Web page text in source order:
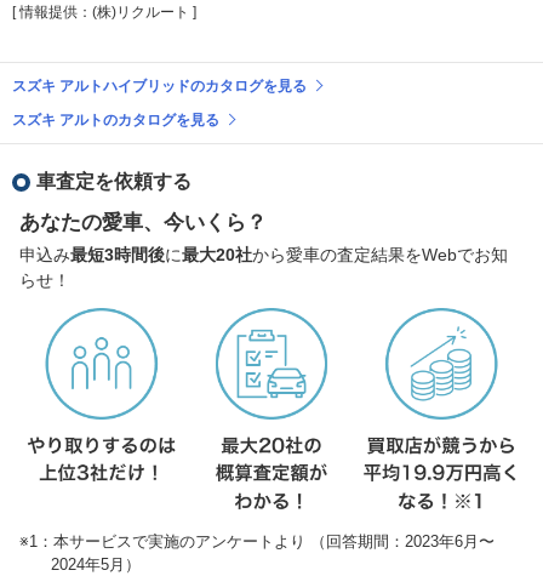
[ 情報提供：(株)リクルート ]
スズキ アルトハイブリッドのカタログを見る
スズキ アルトのカタログを見る
車査定を依頼する
あなたの愛車、今いくら？
申込み最短3時間後に最大20社から愛車の査定結果をWebでお知
らせ！
※1：本サービスで実施のアンケートより （回答期間：2023年6月〜
2024年5月）